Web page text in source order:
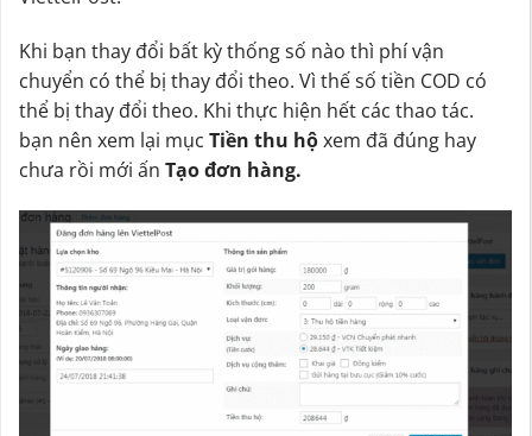
Khi bạn thay đổi bất kỳ thống số nào thì phí vận
chuyển có thể bị thay đổi theo. Vì thế số tiền COD có
thể bị thay đổi theo. Khi thực hiện hết các thao tác.
bạn nên xem lại mục Tiền thu hộxem đã đúng hay
chưa rồi mới ấn Tạo đơn hàng.